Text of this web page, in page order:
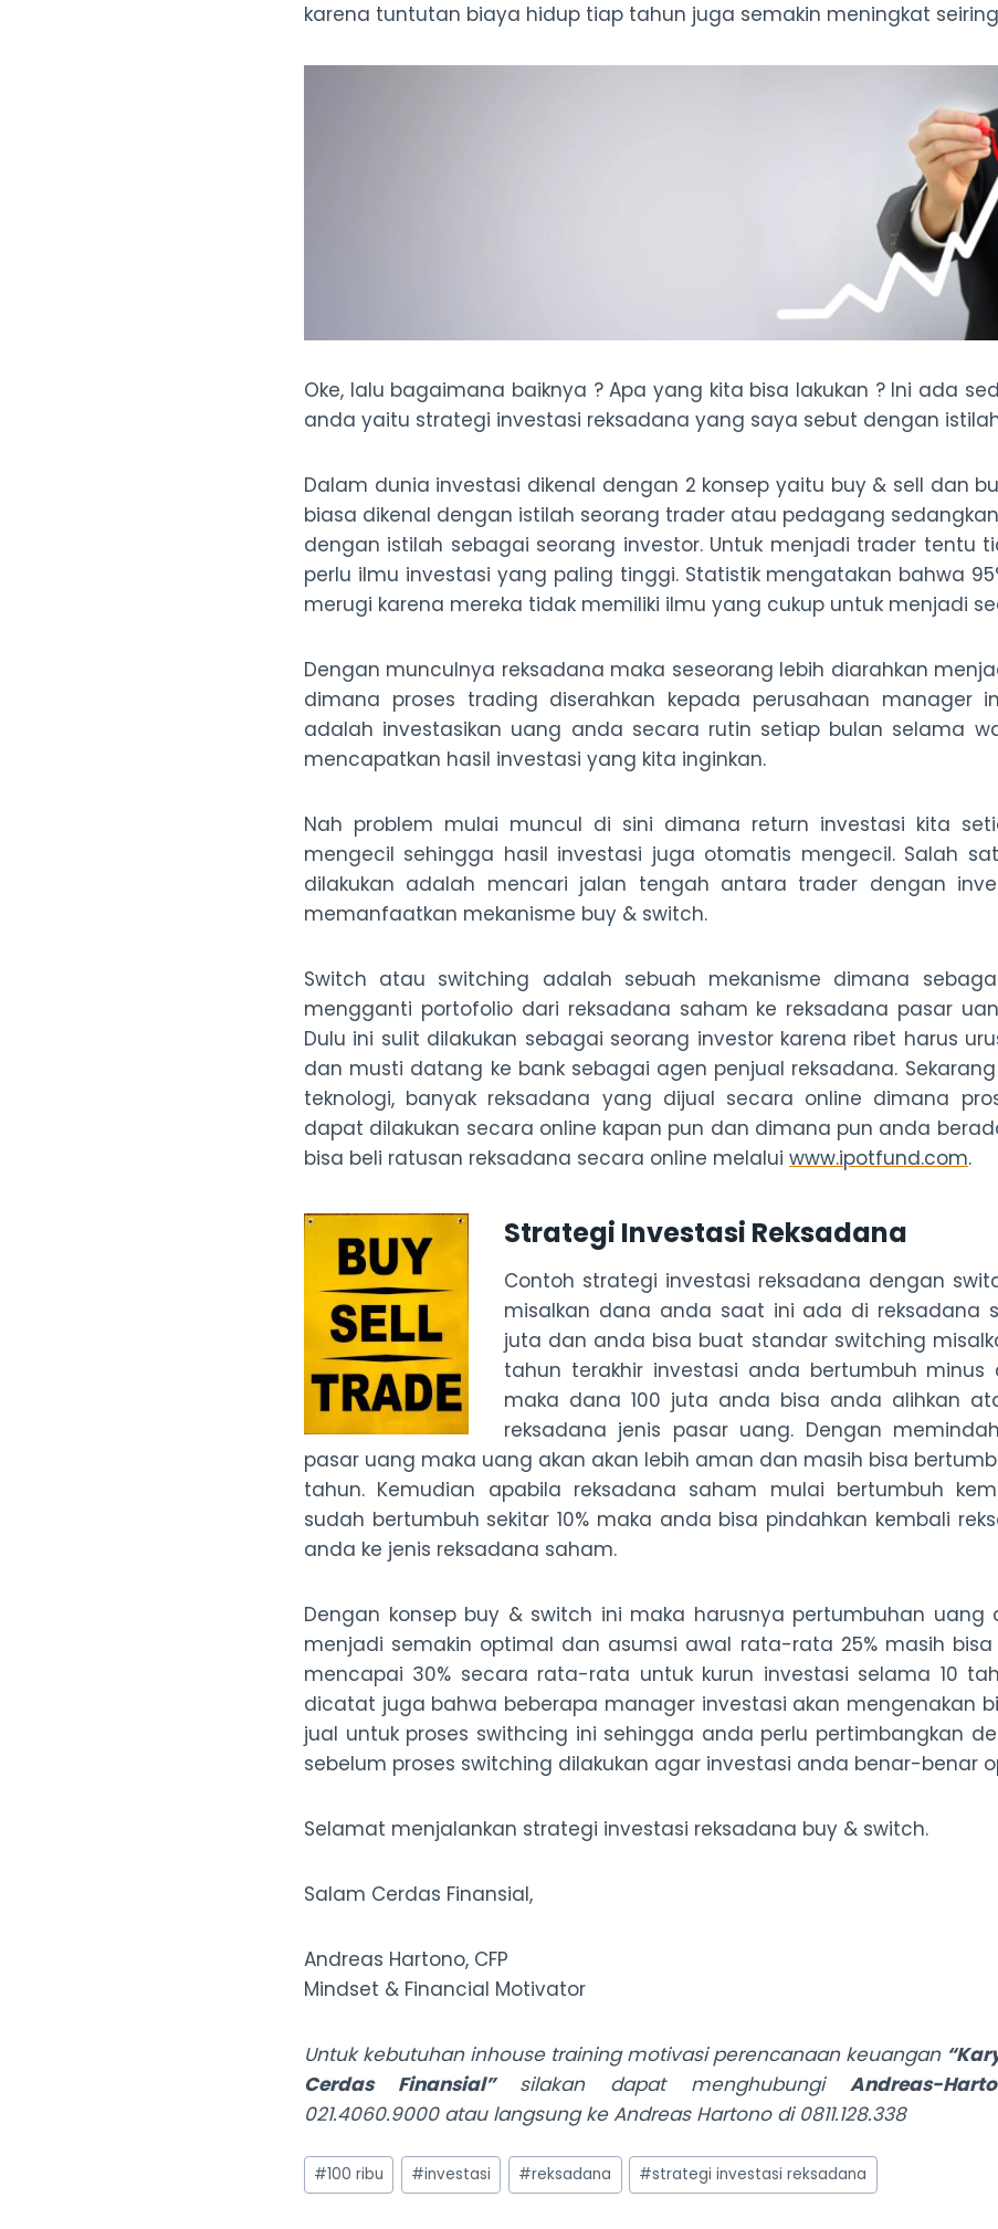
karena tuntutan biaya hidup tiap tahun juga semakin meningkat
Oke, lalu bagaimana baiknya ? Apa yang kita bisa lakukan ? Ini ada
anda yaitu strategi investasi reksadana yang saya sebut dengan
Dalam dunia investasi dikenal dengan 2 konsep yaitu buy & sell dan
biasa dikenal dengan istilah seorang trader atau pedagang
dengan istilah sebagai seorang investor. Untuk menjadi trader tentu
perlu ilmu investasi yang paling tinggi. Statistik mengatakan bahwa
merugi karena mereka tidak memiliki ilmu yang cukup untuk menjadi
Dengan munculnya reksadana maka seseorang lebih diarahkan
dimana proses trading diserahkan kepada perusahaan manager
adalah investasikan uang anda secara rutin setiap bulan selama
mencapatkan hasil investasi yang kita inginkan.
Nah problem mulai muncul di sini dimana return investasi kita
mengecil sehingga hasil investasi juga otomatis mengecil. Salah
dilakukan adalah mencari jalan tengah antara trader dengan
memanfaatkan mekanisme buy & switch.
Switch atau switching adalah sebuah mekanisme dimana
mengganti portofolio dari reksadana saham ke reksadana pasar
Dulu ini sulit dilakukan sebagai seorang investor karena ribet harus
dan musti datang ke bank sebagai agen penjual reksadana.
teknologi, banyak reksadana yang dijual secara online dimana
dapat dilakukan secara online kapan pun dan dimana pun anda
bisa beli ratusan reksadana secara online melalui www.ipotfund.com.
Strategi Investasi Reksadana
Contoh strategi investasi reksadana dengan
misalkan dana anda saat ini ada di reksadana
juta dan anda bisa buat standar switching
tahun terakhir investasi anda bertumbuh
maka dana 100 juta anda bisa anda alihkan
reksadana jenis pasar uang. Dengan
pasar uang maka uang akan akan lebih aman dan masih bisa
tahun. Kemudian apabila reksadana saham mulai bertumbuh
sudah bertumbuh sekitar 10% maka anda bisa pindahkan kembali
anda ke jenis reksadana saham.
Dengan konsep buy & switch ini maka harusnya pertumbuhan uang
menjadi semakin optimal dan asumsi awal rata-rata 25% masih
mencapai 30% secara rata-rata untuk kurun investasi selama 10
dicatat juga bahwa beberapa manager investasi akan mengenakan
jual untuk proses swithcing ini sehingga anda perlu pertimbangkan
sebelum proses switching dilakukan agar investasi anda benar-benar
Selamat menjalankan strategi investasi reksadana buy & switch.
Salam Cerdas Finansial,
Andreas Hartono, CFP
Mindset & Financial Motivator
Untuk kebutuhan inhouse training motivasi perencanaan keuangan
Cerdas Finansial”silakan dapat menghubungi Andreas-
021.4060.9000 atau langsung ke Andreas Hartono di 0811.128.338
Post
Tags:
#100 ribu #investasi #reksadana #strategi investasi reksadana